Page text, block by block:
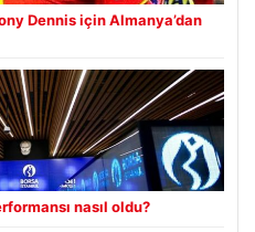
Dennis için Almanya’dan
nasıl oldu?